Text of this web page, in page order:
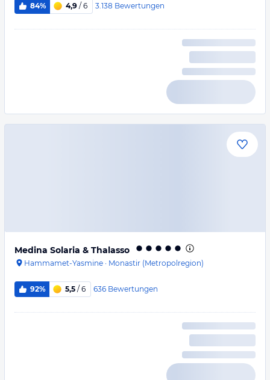
84% 4,9 / 6 3.138 Bewertungen
Medina Solaria & Thalasso
Hammamet-Yasmine · Monastir (Metropolregion)
92% 5,5 / 6 636 Bewertungen